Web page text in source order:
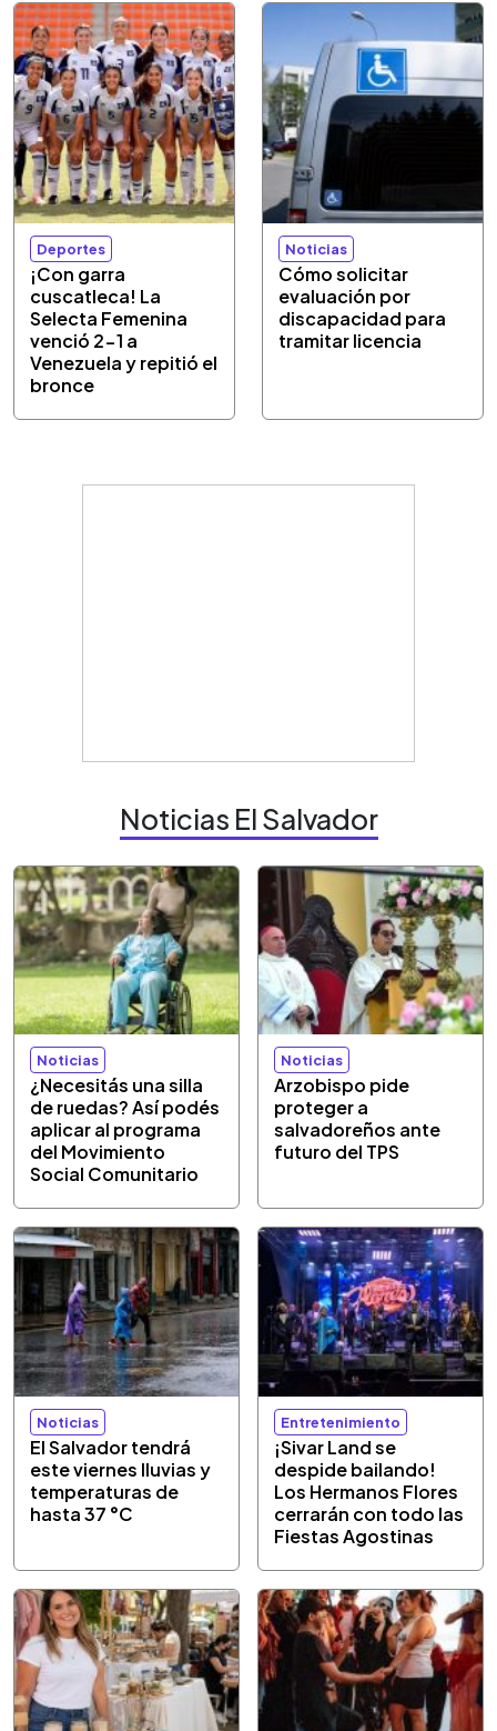
Deportes
¡Con garra
cuscatleca! La
Selecta Femenina
venció 2-1 a
Venezuela y repitió el
bronce
Noticias
Cómo solicitar
evaluación por
discapacidad para
tramitar licencia
Noticias El Salvador
Noticias
¿Necesitás una silla
de ruedas? Así podés
aplicar al programa
del Movimiento
Social Comunitario
Noticias
Arzobispo pide
proteger a
salvadoreños ante
futuro del TPS
Noticias
El Salvador tendrá
este viernes lluvias y
temperaturas de
hasta 37 °C
Entretenimiento
¡Sivar Land se
despide bailando!
Los Hermanos Flores
cerrarán con todo las
Fiestas Agostinas